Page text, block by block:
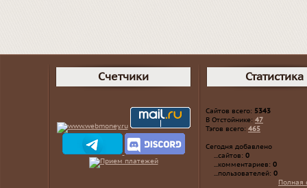
Счетчики Статистика
Сайтов всего: 5343
В Отстойнике: 47
Тэгов всего: 465
Сегодня добавлено
...сайтов: 0
...комментариев: 0
...пользователей: 0
Полная